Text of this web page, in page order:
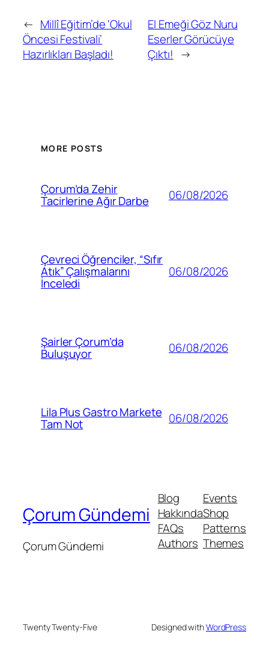
← Millî Eğitim’de ‘Okul
Öncesi Festivali’
Hazırlıkları Başladı!
El Emeği Göz Nuru
Eserler Görücüye
Çıktı! →
MORE POSTS
Çorum’da Zehir
Tacirlerine Ağır Darbe 06/08/2026
Çevreci Öğrenciler, “Sıfır
Atık” Çalışmalarını
İnceledi
06/08/2026
Şairler Çorum’da
Buluşuyor 06/08/2026
Lila Plus Gastro Markete
Tam Not 06/08/2026
Çorum Gündemi
Çorum Gündemi
Blog
Hakkında
FAQs
Authors
Events
Shop
Patterns
Themes
Twenty Twenty-Five Designed withWordPress